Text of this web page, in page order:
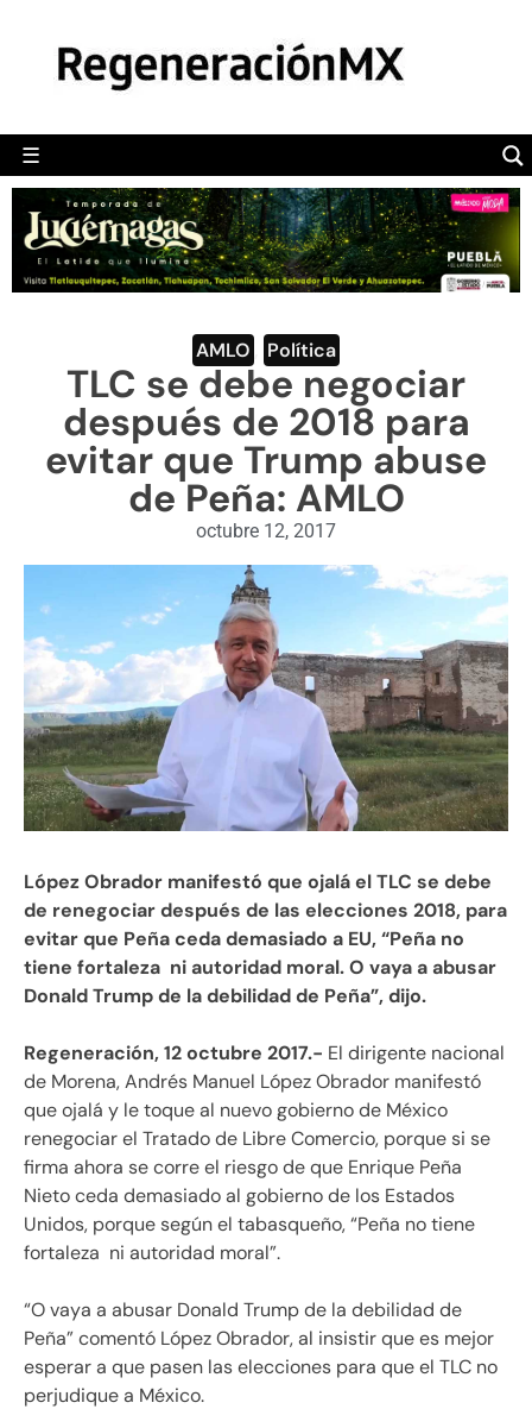
☰
POLÍTICA
CAMALEÓN
OPINIÓN
DEPORTES
ENGLISH SECTION
VIDEOS
AMLO Política
TLC se debe negociar
después de 2018 para
evitar que Trump abuse
de Peña: AMLO
octubre 12, 2017
López Obrador manifestó que ojalá el TLC se debe
de renegociar después de las elecciones 2018, para
evitar que Peña ceda demasiado a EU, “Peña no
tiene fortaleza ni autoridad moral. O vaya a abusar
Donald Trump de la debilidad de Peña”, dijo.
Regeneración, 12 octubre 2017.- El dirigente nacional
de Morena, Andrés Manuel López Obrador manifestó
que ojalá y le toque al nuevo gobierno de México
renegociar el Tratado de Libre Comercio, porque si se
firma ahora se corre el riesgo de que Enrique Peña
Nieto ceda demasiado al gobierno de los Estados
Unidos, porque según el tabasqueño, “Peña no tiene
fortaleza ni autoridad moral”.
“O vaya a abusar Donald Trump de la debilidad de
Peña” comentó López Obrador, al insistir que es mejor
esperar a que pasen las elecciones para que el TLC no
perjudique a México.